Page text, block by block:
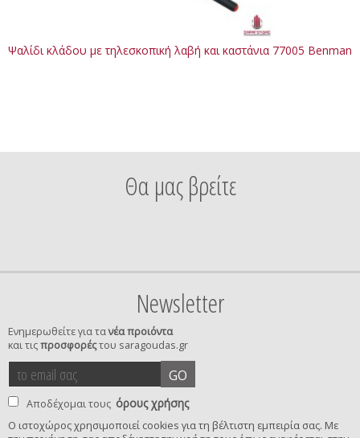
Ψαλίδι κλάδου με τηλεσκοπική λαβή και καστάνια 77005 Benman
Θα μας βρείτε
Newsletter
Ενημερωθείτε για τανέα προιόντα
και τιςπροσφορέςτου saragoudas.gr
το
email
σας
GO
Αποδέχομαι τους όρους χρήσης
Ο ιστοχώρος χρησιμοποιεί cookies για τη βέλτιστη εμπειρία σας. Με